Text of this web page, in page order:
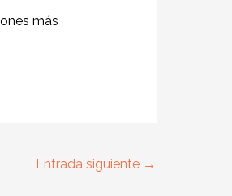
más
Entrada siguiente →